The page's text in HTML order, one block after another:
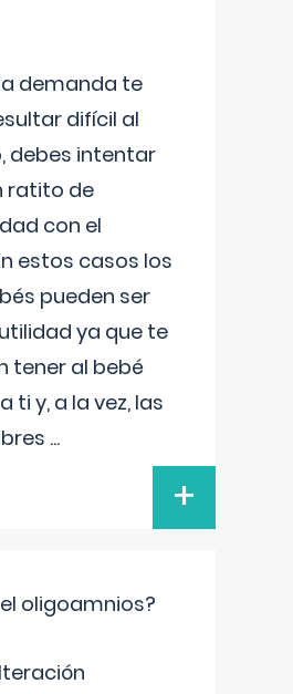
demanda te
difícil al
debes intentar
ratito de
con el
estos casos los
pueden ser
ya que te
tener al bebé
ti y, a la vez, las
...
+
oligoamnios?